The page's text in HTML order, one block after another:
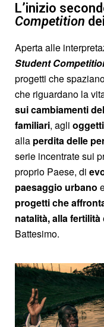
L’inizio
Competition dei
Aperta alle
Student
progetti che
che riguardano la
sui cambiamenti
familiari, agli oggetti
alla perdita delle
serie incentrate sui
proprio Paese, di
paesaggio urbano
progetti che
natalità, allafertilità
Battesimo.